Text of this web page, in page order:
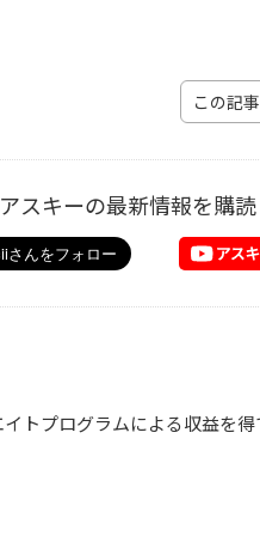
この記
スキーの最新情報を購
トプログラムによる収益を